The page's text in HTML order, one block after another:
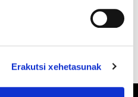
Erakutsi xehetasunak